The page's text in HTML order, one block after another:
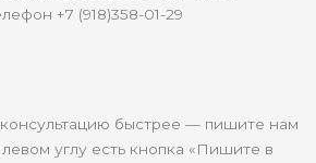
+7 (918)358-01-29
консультацию быстрее — пишите нам
углу есть кнопка «Пишите в